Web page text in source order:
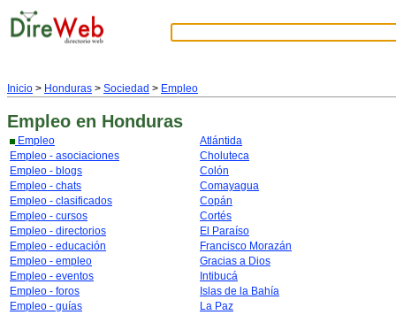
Inicio > Honduras > Sociedad > Empleo
Empleo en Honduras
Empleo
Empleo - asociaciones
Empleo - blogs
Empleo - chats
Empleo - clasificados
Empleo - cursos
Empleo - directorios
Empleo - educación
Empleo - empleo
Empleo - eventos
Empleo - foros
Empleo - guías
Atlántida
Choluteca
Colón
Comayagua
Copán
Cortés
El Paraíso
Francisco Morazán
Gracias a Dios
Intibucá
Islas de la Bahía
La Paz